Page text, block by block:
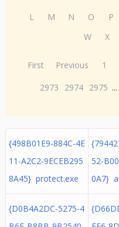
L
M N O P
W
X
First Previous 1
2973
2974 2975 ...
{498B01E9-884C-4E
11-A2C2-9ECEB295
8A45} protect.exe
52-
0A7}
{D0B4A2DC-5275-4